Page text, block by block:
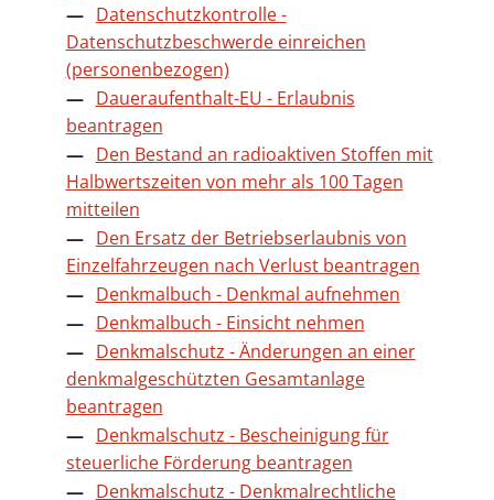
Datenschutzkontrolle -
Datenschutzbeschwerde einreichen
(personenbezogen)
Daueraufenthalt-EU - Erlaubnis
beantragen
Den Bestand an radioaktiven Stoffen mit
Halbwertszeiten von mehr als 100 Tagen
mitteilen
Den Ersatz der Betriebserlaubnis von
Einzelfahrzeugen nach Verlust beantragen
Denkmalbuch - Denkmal aufnehmen
Denkmalbuch - Einsicht nehmen
Denkmalschutz - Änderungen an einer
denkmalgeschützten Gesamtanlage
beantragen
Denkmalschutz - Bescheinigung für
steuerliche Förderung beantragen
Denkmalschutz - Denkmalrechtliche